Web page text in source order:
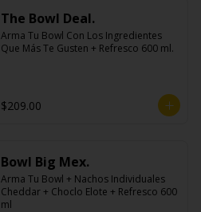
The Bowl Deal.
Arma Tu Bowl Con Los Ingredientes
Que Más Te Gusten + Refresco 600 ml.
$209.00
Bowl Big Mex.
Arma Tu Bowl + Nachos Individuales
Cheddar + Choclo Elote + Refresco 600
ml